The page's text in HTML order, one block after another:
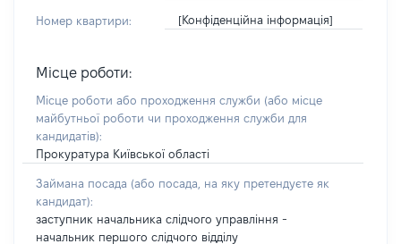
Номер квартири: [Конфіденційна інформація]
Місце роботи:
Місце роботи або проходження служби (або місце
майбутньої роботи чи проходження служби для
кандидатів):
Прокуратура Київської області
Займана посада (або посада, на яку претендуєте як
кандидат):
заступник начальника слідчого управління -
начальник першого слідчого відділу